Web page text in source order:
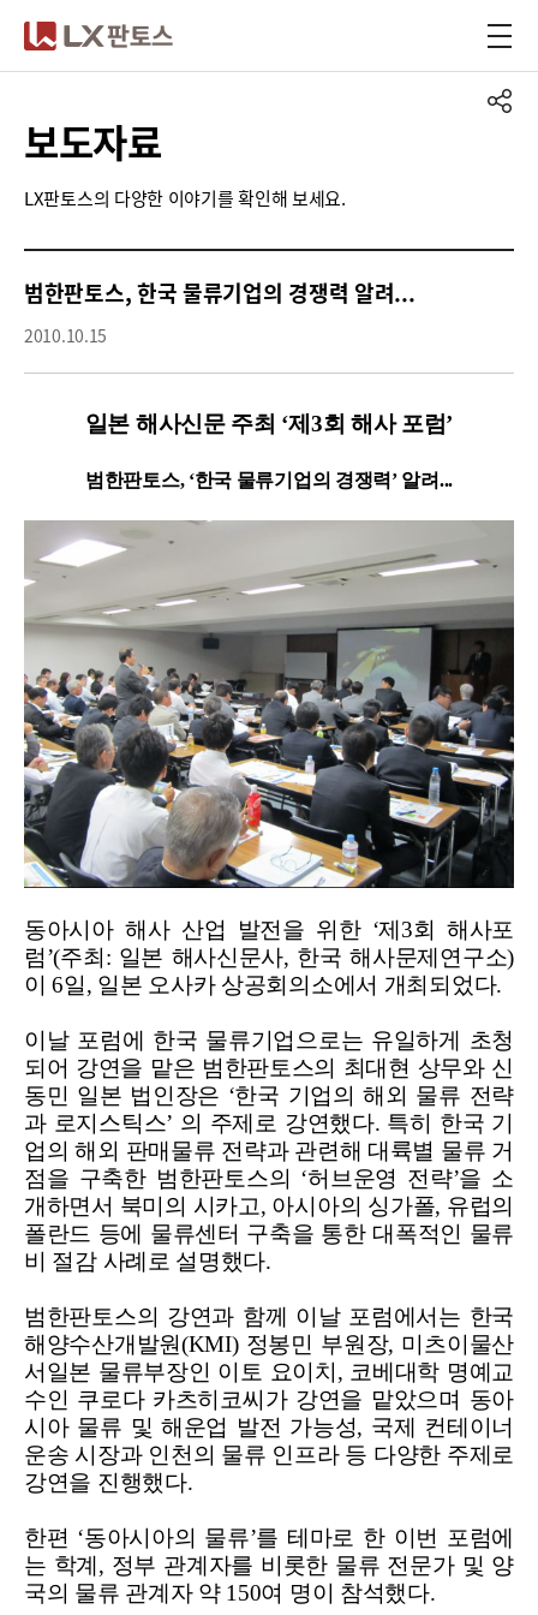
보도자료
LX판토스의 다양한 이야기를 확인해 보세요.
범한판토스, 한국 물류기업의 경쟁력 알려...
2010.10.15
일본 해사신문 주최 ‘제3회 해사 포럼’
범한판토스, ‘한국 물류기업의 경쟁력’ 알려...
동아시아 해사 산업 발전을 위한 ‘제3회 해사포
럼’(주최: 일본 해사신문사, 한국 해사문제연구소)
이 6일, 일본 오사카 상공회의소에서 개최되었다.
이날 포럼에 한국 물류기업으로는 유일하게 초청
되어 강연을 맡은 범한판토스의 최대현 상무와 신
동민 일본 법인장은 ‘한국 기업의 해외 물류 전략
과 로지스틱스’ 의 주제로 강연했다. 특히 한국 기
업의 해외 판매물류 전략과 관련해 대륙별 물류 거
점을 구축한 범한판토스의 ‘허브운영 전략’을 소
개하면서 북미의 시카고, 아시아의 싱가폴, 유럽의
폴란드 등에 물류센터 구축을 통한 대폭적인 물류
비 절감 사례로 설명했다.
범한판토스의 강연과 함께 이날 포럼에서는 한국
해양수산개발원(KMI) 정봉민 부원장, 미츠이물산
서일본 물류부장인 이토 요이치, 코베대학 명예교
수인 쿠로다 카츠히코씨가 강연을 맡았으며 동아
시아 물류 및 해운업 발전 가능성, 국제 컨테이너
운송 시장과 인천의 물류 인프라 등 다양한 주제로
강연을 진행했다.
한편 ‘동아시아의 물류’를 테마로 한 이번 포럼에
는 학계, 정부 관계자를 비롯한 물류 전문가 및 양
국의 물류 관계자 약 150여 명이 참석했다.